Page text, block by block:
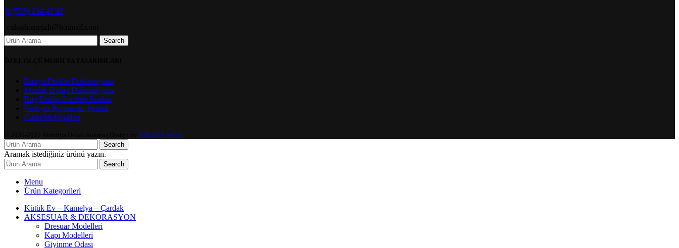
0 (535) 234 42 42
Search
Banyo Dolabı Dekorasyonu
Mutfak Dolap Dekorasyonu
Ray Dolap Gardrop İmalatı
Vestiyer Portmanto İmalatı
Cami Mobilyaları
ÜNLÜER WEB
Search
Aramak istediğiniz ürünü yazın.
Search
Menu
Ürün Kategorileri
Kütük Ev – Kamelya – Çardak
AKSESUAR & DEKORASYON
Dresuar Modelleri
Kapı Modelleri
Giyinme Odası